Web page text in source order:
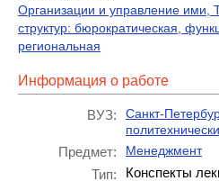
Организации и управление ими,
структур: бюрократическая,
региональная
Информация о работе
ВУЗ:
Санкт-
Предмет: Менеджмент
Тип:
Конспекты